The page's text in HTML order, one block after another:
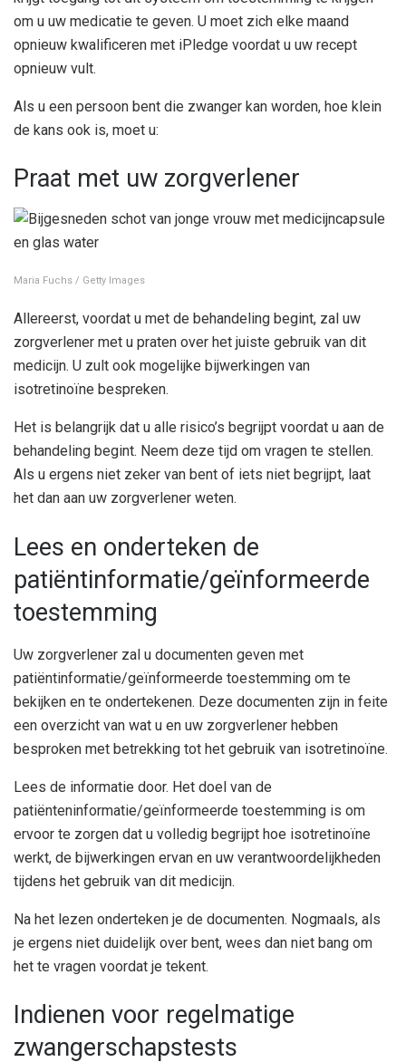
om u uw medicatie te geven. U moet zich elke maand
opnieuw kwalificeren met iPledge voordat u uw recept
opnieuw vult.
Als u een persoon bent die zwanger kan worden, hoe klein
de kans ook is, moet u:
Praat met uw zorgverlener
Maria Fuchs / Getty Images
Allereerst, voordat u met de behandeling begint, zal uw
zorgverlener met u praten over het juiste gebruik van dit
medicijn. U zult ook mogelijke bijwerkingen van
isotretinoïne bespreken.
Het is belangrijk dat u alle risico’s begrijpt voordat u aan de
behandeling begint. Neem deze tijd om vragen te stellen.
Als u ergens niet zeker van bent of iets niet begrijpt, laat
het dan aan uw zorgverlener weten.
Lees en onderteken de
patiëntinformatie/geïnformeerde
toestemming
Uw zorgverlener zal u documenten geven met
patiëntinformatie/geïnformeerde toestemming om te
bekijken en te ondertekenen. Deze documenten zijn in feite
een overzicht van wat u en uw zorgverlener hebben
besproken met betrekking tot het gebruik van isotretinoïne.
Lees de informatie door. Het doel van de
patiënteninformatie/geïnformeerde toestemming is om
ervoor te zorgen dat u volledig begrijpt hoe isotretinoïne
werkt, de bijwerkingen ervan en uw verantwoordelijkheden
tijdens het gebruik van dit medicijn.
Na het lezen onderteken je de documenten. Nogmaals, als
je ergens niet duidelijk over bent, wees dan niet bang om
het te vragen voordat je tekent.
Indienen voor regelmatige
zwangerschapstests